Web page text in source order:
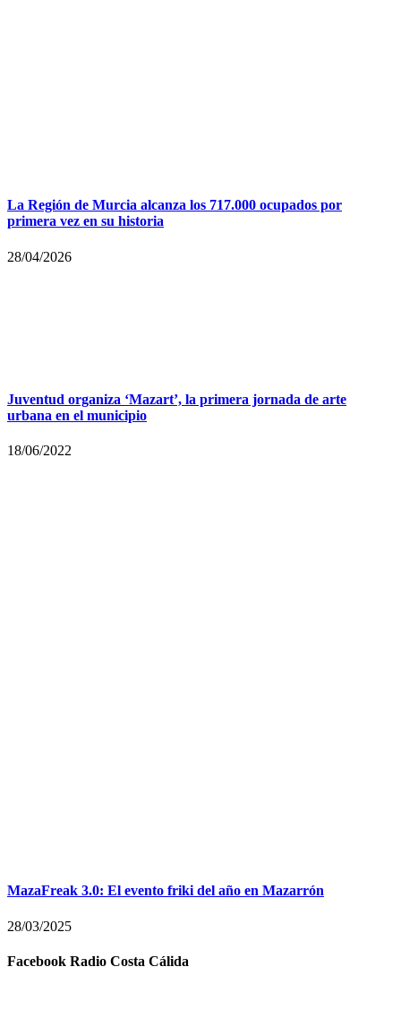
La Región de Murcia alcanza los 717.000 ocupados por
primera vez en su historia
28/04/2026
Juventud organiza ‘Mazart’, la primera jornada de arte
urbana en el municipio
18/06/2022
MazaFreak 3.0: El evento friki del año en Mazarrón
28/03/2025
Facebook Radio Costa Cálida